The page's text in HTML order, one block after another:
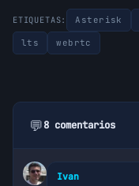
ETIQUETAS: Asterisk
lts webrtc
💬8 comentarios
Ivan